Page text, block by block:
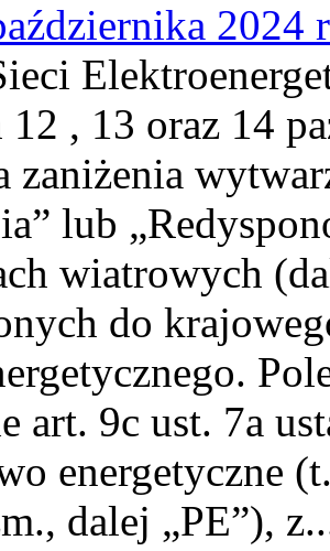
2024
, 13 oraz 14
zaniżenia
lub
wiatrowych
do
art. 9c ust. 7a
energetyczne
dalej „PE”),